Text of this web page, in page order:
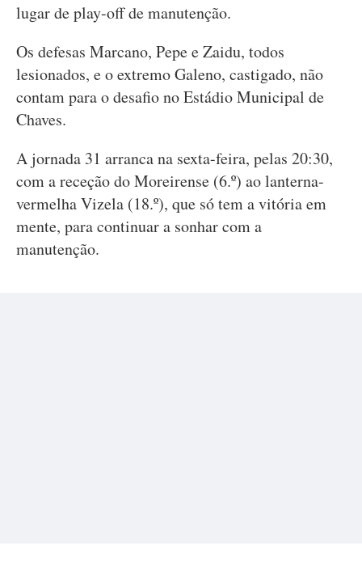
lugar de play-off de manutenção.
Os defesas Marcano, Pepe e Zaidu, todos
lesionados, e o extremo Galeno, castigado, não
contam para o desafio no Estádio Municipal de
Chaves.
A jornada 31 arranca na sexta-feira, pelas 20:30,
com a receção do Moreirense (6.º) ao lanterna-
vermelha Vizela (18.º), que só tem a vitória em
mente, para continuar a sonhar com a
manutenção.